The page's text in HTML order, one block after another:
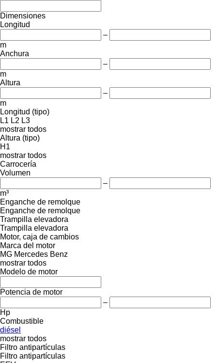
Dimensiones
Longitud
–
m
Anchura
–
m
Altura
–
m
Longitud (tipo)
L1 L2 L3
mostrar todos
Altura (tipo)
H1
mostrar todos
Carrocería
Volumen
–
m³
Enganche de remolque
Enganche de remolque
Trampilla elevadora
Trampilla elevadora
Motor, caja de cambios
Marca del motor
MG Mercedes Benz
mostrar todos
Modelo de motor
Potencia de motor
–
Hp
Combustible
diésel
mostrar todos
Filtro antipartículas
Filtro antipartículas